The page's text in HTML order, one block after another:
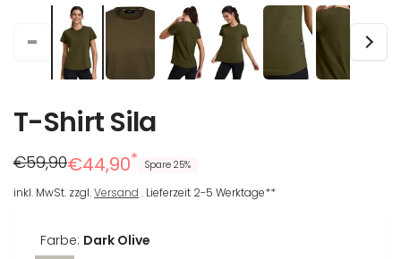
T-Shirt Sila
Regulärer
Preis
€59,90
Reduzierter
Preis
€44,90* Spare 25%
inkl. MwSt. zzgl.Versand . Lieferzeit 2-5 Werktage**
Farbe: Dark Olive